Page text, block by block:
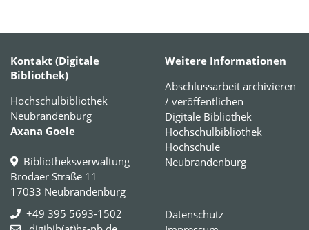
Kontakt (Digitale
Bibliothek)
Hochschulbibliothek
Neubrandenburg
Axana Goele
Bibliotheksverwaltung
Brodaer Straße 11
17033 Neubrandenburg
+49 395 5693-1502
Weitere Informationen
Abschlussarbeit archivieren
/ veröffentlichen
Digitale Bibliothek
Hochschulbibliothek
Hochschule
Neubrandenburg
Datenschutz